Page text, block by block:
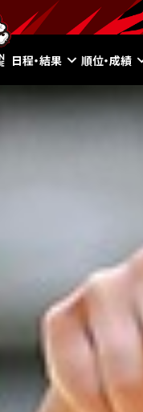
日程・結果 順位・成績